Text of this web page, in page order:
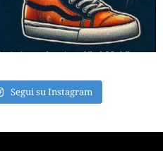
Segui su Instagram